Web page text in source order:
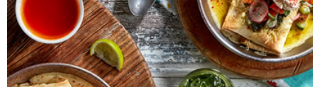
Zašto trpimo loše veze i okolnosti koje
nam štete?